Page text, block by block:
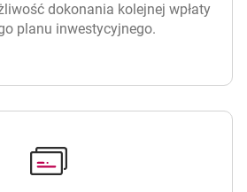
dokonania kolejnej wpłaty
planu inwestycyjnego.